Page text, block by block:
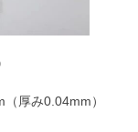
厚み0.04mm）